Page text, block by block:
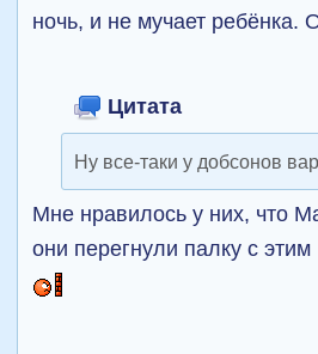
ночь, и не мучает
Цитата
Ну все-таки у добсонов
Мне нравилось у них, что
они перегнули палку с